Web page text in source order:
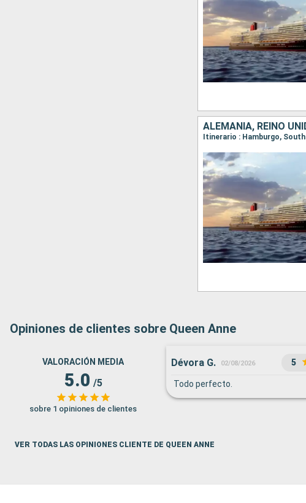
ALEMANIA, REINO
Itinerario : Hamburgo,
Opiniones de clientes sobre Queen Anne
VALORACIÓN MEDIA
5.0 /5
sobre 1 opiniones de clientes
Dévora G. 02/08/2026 5
Todo perfecto.
VER TODAS LAS OPINIONES CLIENTE DE QUEEN ANNE